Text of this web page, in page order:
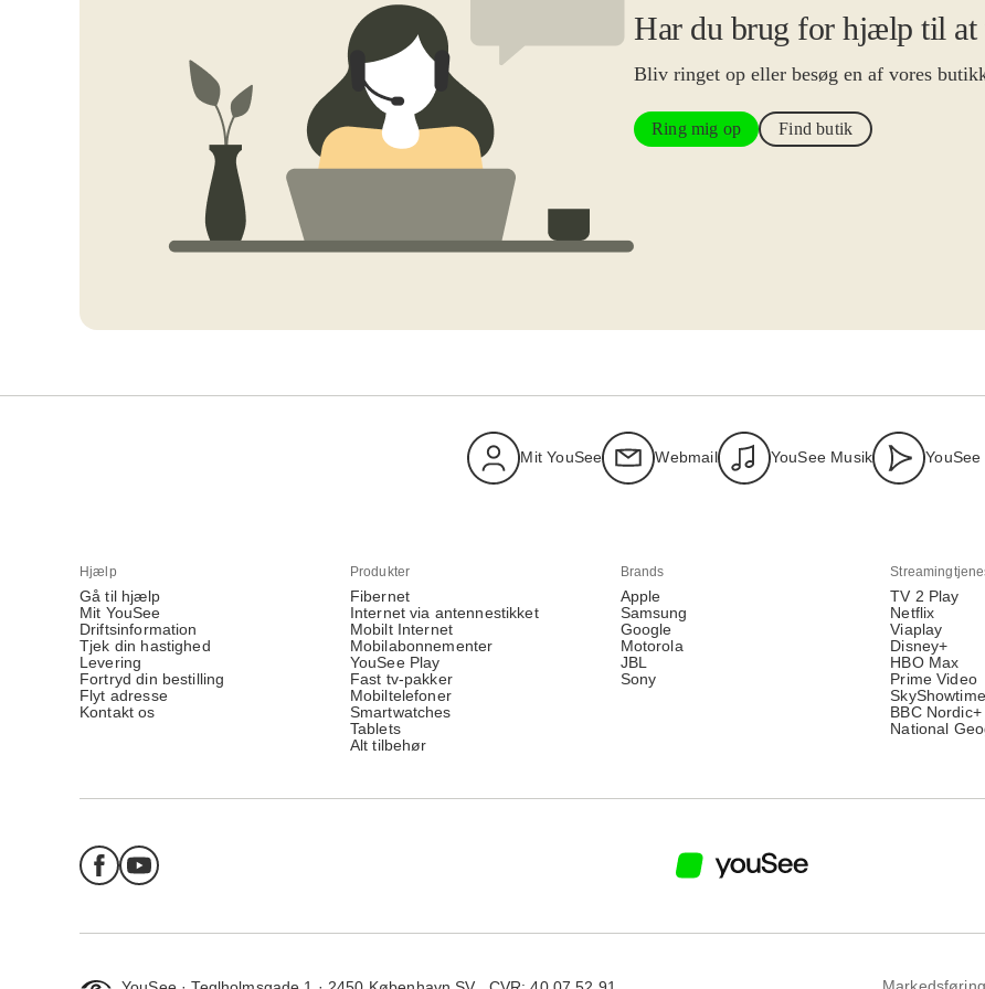
Har du brug for hjælp til
Bliv ringet op eller besøg en af vores
Ring mig op Find butik
Mit YouSee Webmail YouSee Musik YouSee
Hjælp
Gå til hjælp
Mit YouSee
Driftsinformation
Tjek din hastighed
Levering
Fortryd din bestilling
Flyt adresse
Kontakt os
Produkter
Fibernet
Internet via antennestikket
Mobilt Internet
Mobilabonnementer
YouSee Play
Fast tv-pakker
Mobiltelefoner
Smartwatches
Tablets
Alt tilbehør
Brands
Apple
Samsung
Google
Motorola
JBL
Sony
TV 2 Play
Netflix
Viaplay
Disney+
HBO Max
Prime Video
SkyShowtime
BBC Nordic+
National